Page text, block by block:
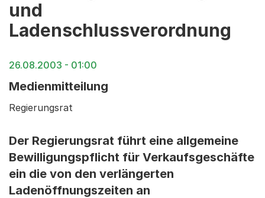
und
Ladenschlussverordnung
26.08.2003 - 01:00
Medienmitteilung
Regierungsrat
Der Regierungsrat führt eine allgemeine
Bewilligungspflicht für Verkaufsgeschäfte
ein die von den verlängerten
Ladenöffnungszeiten an